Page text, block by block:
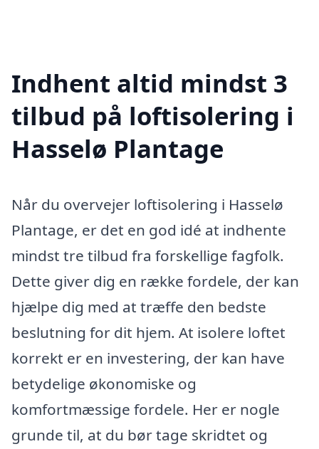
Indhent altid mindst 3
tilbud på loftisolering i
Hasselø Plantage
Når du overvejer loftisolering i Hasselø
Plantage, er det en god idé at indhente
mindst tre tilbud fra forskellige fagfolk.
Dette giver dig en række fordele, der kan
hjælpe dig med at træffe den bedste
beslutning for dit hjem. At isolere loftet
korrekt er en investering, der kan have
betydelige økonomiske og
komfortmæssige fordele. Her er nogle
grunde til, at du bør tage skridtet og